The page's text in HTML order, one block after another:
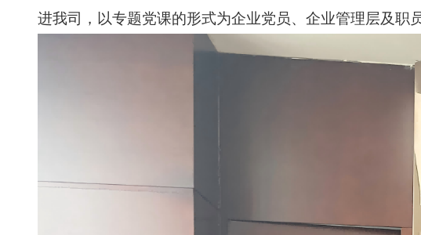
进我司，以专题党课的形式为企业党员、企业管理层及职